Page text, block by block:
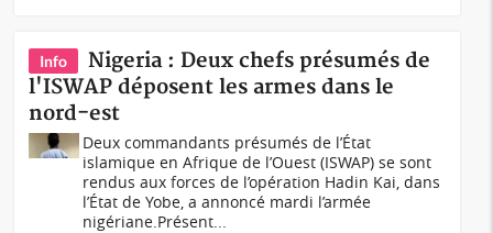
Info
Nigeria : Deux chefs présumés de
l'ISWAP déposent les armes dans le
nord-est
Deux commandants présumés de l’État
islamique en Afrique de l’Ouest (ISWAP) se sont
rendus aux forces de l’opération Hadin Kai, dans
l’État de Yobe, a annoncé mardi l’armée
nigériane.Présent...